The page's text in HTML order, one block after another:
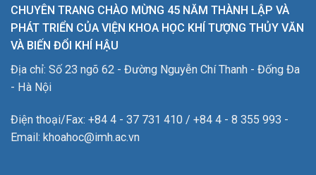
CHUYÊN TRANG CHÀO MỪNG 45 NĂM THÀNH LẬP VÀ
PHÁT TRIỂN CỦA VIỆN KHOA HỌC KHÍ TƯỢNG THỦY VĂN
VÀ BIẾN ĐỔI KHÍ HẬU
Địa chỉ: Số 23 ngõ 62 - Đường Nguyễn Chí Thanh - Đống Đa
- Hà Nội
Điện thoại/Fax: +84 4 - 37 731 410 / +84 4 - 8 355 993 -
Email: khoahoc@imh.ac.vn